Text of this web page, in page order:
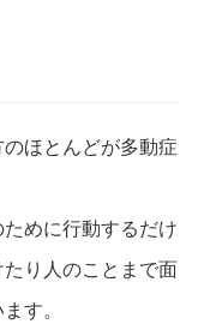
ほとんどが多動症
めに行動するだけ
り人のことまで面
す。